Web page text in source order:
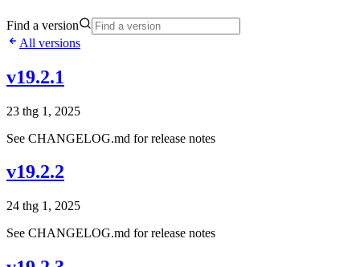
Find a version
All versions
v19.2.1
23 thg 1, 2025
See CHANGELOG.md for release notes
v19.2.2
24 thg 1, 2025
See CHANGELOG.md for release notes